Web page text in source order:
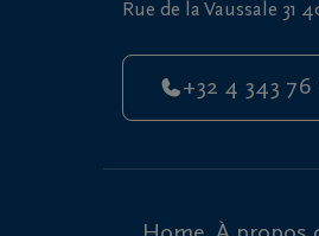
Rue de la Vaussale 31
+32 4 343 76